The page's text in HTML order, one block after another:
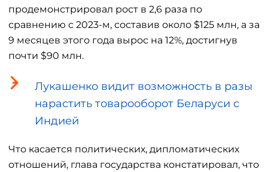
продемонстрировал рост в 2,6 раза по
сравнению с 2023-м, составив около $125 млн, а за
9 месяцев этого года вырос на 12%, достигнув
почти $90 млн.
Лукашенко видит возможность в разы
нарастить товарооборот Беларуси с
Индией
Что касается политических, дипломатических
отношений, глава государства констатировал, что